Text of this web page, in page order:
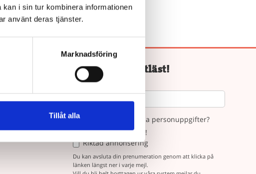
i sin tur kombinera informationen
använt deras tjänster.
Marknadsföring
Tillåt alla
Håll koll på lättläst!
Mejladress:
Hur får vi hantera dina personuppgifter?
Ja, ni får mejla mig!
Riktad annonsering
Du kan avsluta din prenumeration genom att klicka på
länken längst ner i varje mejl.